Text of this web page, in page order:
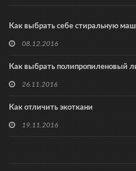
Как выбрать себе стиральную
08.12.2016
Как выбрать полипропиленовый
26.11.2016
Как отличить экоткани
19.11.2016